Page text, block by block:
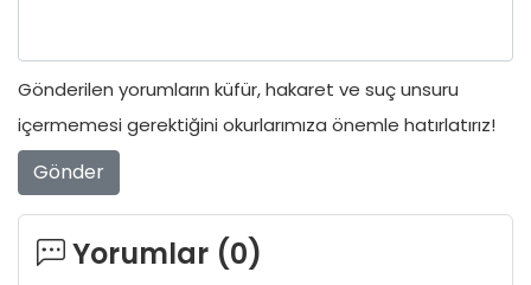
Gönderilen yorumların küfür, hakaret ve suç unsuru
içermemesi gerektiğini okurlarımıza önemle hatırlatırız!
Gönder
Yorumlar (0)